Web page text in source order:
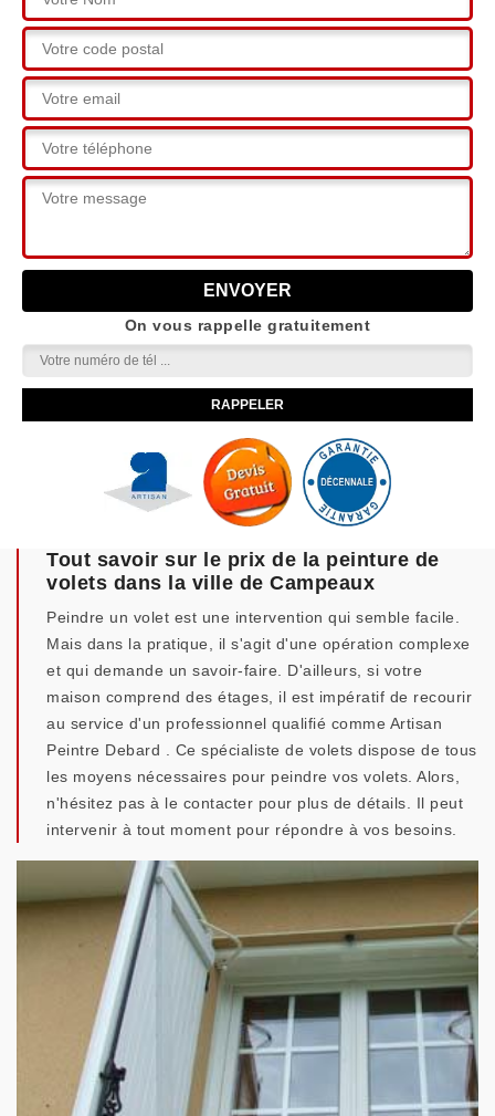
On vous rappelle gratuitement
Tout savoir sur le prix de la peinture de
volets dans la ville de Campeaux
Peindre un volet est une intervention qui semble facile.
Mais dans la pratique, il s'agit d'une opération complexe
et qui demande un savoir-faire. D'ailleurs, si votre
maison comprend des étages, il est impératif de recourir
au service d'un professionnel qualifié comme Artisan
Peintre Debard . Ce spécialiste de volets dispose de tous
les moyens nécessaires pour peindre vos volets. Alors,
n'hésitez pas à le contacter pour plus de détails. Il peut
intervenir à tout moment pour répondre à vos besoins.